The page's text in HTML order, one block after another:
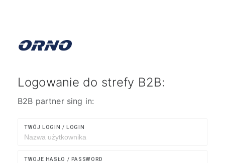
Logowanie do strefy B2B:
B2B partner sing in:
TWÓJ LOGIN / LOGIN
TWOJE HASŁO / PASSWORD